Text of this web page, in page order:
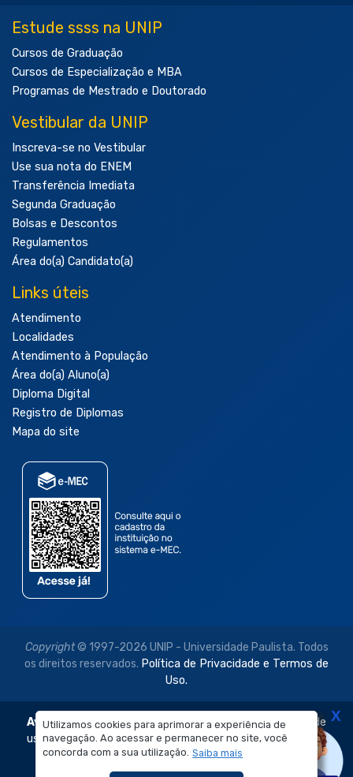
Utilizamos cookies para aprimorar a experiência de
navegação. Ao acessar e permanecer no site, você
concorda com a sua utilização. Saiba mais
Estude ssss na UNIP
Cursos de Graduação
Cursos de Especialização e MBA
Programas de Mestrado e Doutorado
Vestibular da UNIP
Inscreva-se no Vestibular
Use sua nota do ENEM
Transferência Imediata
Segunda Graduação
Bolsas e Descontos
Regulamentos
Área do(a) Candidato(a)
Links úteis
Atendimento
Localidades
Atendimento à População
Área do(a) Aluno(a)
Diploma Digital
Registro de Diplomas
Mapa do site
Copyright© 1997-2026 UNIP - Universidade Paulista. Todos
os direitos reservados. Política de Privacidade e Termos de
Uso.
Aviso Legal: As imagens disponibilizadas neste site são de
uso exclusivo institucional do Sistema de Ensino Objetivo e
da Universidade Paulista – UNIP.
É proibida a reprodução, utilização, edição ou
X